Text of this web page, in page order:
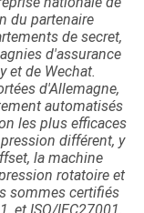
du partenaire
de secret,
d'assurance
et de Wechat.
d'Allemagne,
automatisés
les plus efficaces
différent, y
la machine
rotatoire et
sommes certifiés
et ISO/IEC27001,